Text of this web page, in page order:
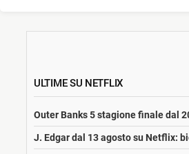
ULTIME SU NETFLIX
Outer Banks 5 stagione finale dal
J. Edgar dal 13 agosto su Netflix: